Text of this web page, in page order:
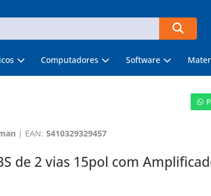
Computadores Software
| EAN: 5410329329457
de 2 vias 15pol com